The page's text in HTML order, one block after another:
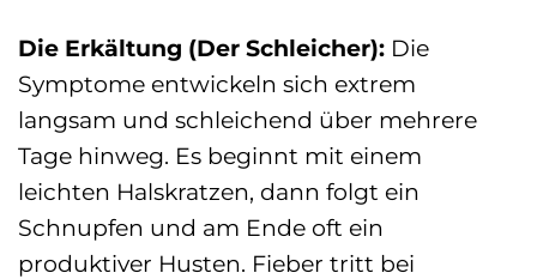
Die Erkältung (Der Schleicher): Die
Symptome entwickeln sich extrem
langsam und schleichend über mehrere
Tage hinweg. Es beginnt mit einem
leichten Halskratzen, dann folgt ein
Schnupfen und am Ende oft ein
produktiver Husten. Fieber tritt bei